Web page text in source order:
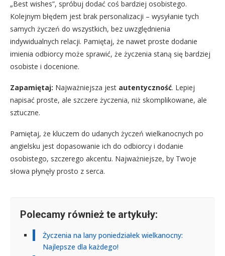
„Best wishes”, spróbuj dodać coś bardziej osobistego.
Kolejnym błędem jest brak personalizacji – wysyłanie tych
samych życzeń do wszystkich, bez uwzględnienia
indywidualnych relacji. Pamiętaj, że nawet proste dodanie
imienia odbiorcy może sprawić, że życzenia staną się bardziej
osobiste i docenione.
Zapamiętaj: Najważniejsza jest autentyczność. Lepiej
napisać proste, ale szczere życzenia, niż skomplikowane, ale
sztuczne.
Pamiętaj, że kluczem do udanych życzeń wielkanocnych po
angielsku jest dopasowanie ich do odbiorcy i dodanie
osobistego, szczerego akcentu. Najważniejsze, by Twoje
słowa płynęły prosto z serca.
Polecamy również te artykuły:
Życzenia na lany poniedziałek wielkanocny:
Najlepsze dla każdego!